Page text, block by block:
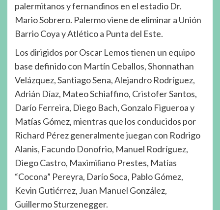
palermitanos y fernandinos en el estadio Dr.
Mario Sobrero. Palermo viene de eliminar a Unión
Barrio Coya y Atlético a Punta del Este.
Los dirigidos por Oscar Lemos tienen un equipo
base definido con Martín Ceballos, Shonnathan
Velázquez, Santiago Sena, Alejandro Rodríguez,
Adrián Díaz, Mateo Schiaffino, Cristofer Santos,
Darío Ferreira, Diego Bach, Gonzalo Figueroa y
Matías Gómez, mientras que los conducidos por
Richard Pérez generalmente juegan con Rodrigo
Alanis, Facundo Donofrio, Manuel Rodríguez,
Diego Castro, Maximiliano Prestes, Matías
“Cocona” Pereyra, Darío Soca, Pablo Gómez,
Kevin Gutiérrez, Juan Manuel González,
Guillermo Sturzenegger.